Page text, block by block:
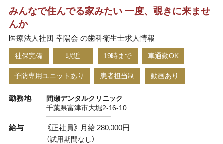
みんなで住んでる家みたい 一度、覗きに来ませ
んか
医療法人社団 幸陽会 の歯科衛生士求人情報
社保完備 駅近 19時まで 車通勤OK
予防専用ユニットあり 患者担当制 動画あり
勤務地 間瀬デンタルクリニック
千葉県富津市大堀2-16-10
給与 《正社員》 月給 280,000円
（試用期間なし）